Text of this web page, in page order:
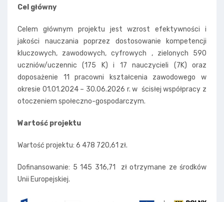
Cel główny
Celem głównym projektu jest wzrost efektywności i
jakości nauczania poprzez dostosowanie kompetencji
kluczowych, zawodowych, cyfrowych , zielonych 590
uczniów/uczennic (175 K) i 17 nauczycieli (7K) oraz
doposażenie 11 pracowni kształcenia zawodowego w
okresie 01.01.2024 – 30.06.2026 r. w ścisłej współpracy z
otoczeniem społeczno-gospodarczym.
Wartość projektu
Wartość projektu: 6 478 720,61 zł.
Dofinansowanie: 5 145 316,71 zł otrzymane ze środków
Unii Europejskiej.